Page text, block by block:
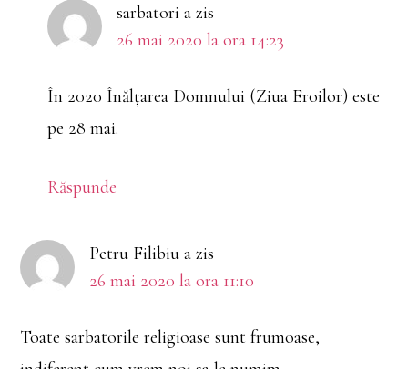
sarbatori a zis
26 mai 2020 la ora 14:23
În 2020 Înălțarea Domnului (Ziua Eroilor) este
pe 28 mai.
Răspunde
Petru Filibiu a zis
26 mai 2020 la ora 11:10
Toate sarbatorile religioase sunt frumoase,